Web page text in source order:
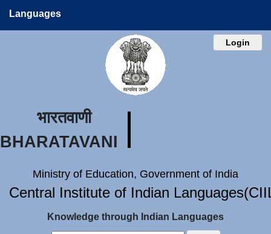
Languages
Login
भारतवाणी
BHARATAVANI
Ministry of Education, Government of India
Central Institute of Indian
Knowledge through Indian Languages